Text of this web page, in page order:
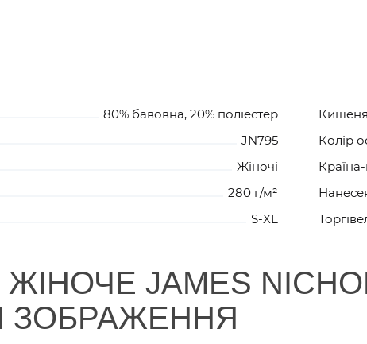
0
80% бавовна, 20% поліестер
JN795
Жіночі
280 г/м²
S-XL
Кишеня
Колір
JAMES
ЗОБРАЖЕННЯ